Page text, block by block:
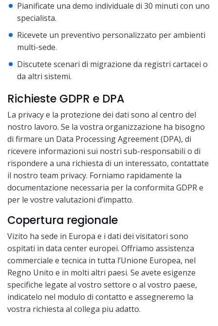
Pianificate una demo individuale di 30 minuti con uno
specialista.
Ricevete un preventivo personalizzato per ambienti
multi-sede.
Discutete scenari di migrazione da registri cartacei o
da altri sistemi.
Richieste GDPR e DPA
La privacy e la protezione dei dati sono al centro del
nostro lavoro. Se la vostra organizzazione ha bisogno
di firmare un Data Processing Agreement (DPA), di
ricevere informazioni sui nostri sub-responsabili o di
rispondere a una richiesta di un interessato, contattate
il nostro team privacy. Forniamo rapidamente la
documentazione necessaria per la conformita GDPR e
per le vostre valutazioni d’impatto.
Copertura regionale
Vizito ha sede in Europa e i dati dei visitatori sono
ospitati in data center europei. Offriamo assistenza
commerciale e tecnica in tutta l’Unione Europea, nel
Regno Unito e in molti altri paesi. Se avete esigenze
specifiche legate al vostro settore o al vostro paese,
indicatelo nel modulo di contatto e assegneremo la
vostra richiesta al collega piu adatto.